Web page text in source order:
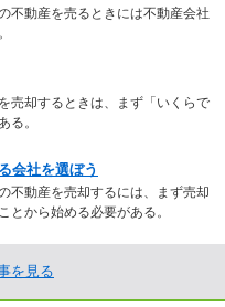
不動産を売るときには不動産会社
売却するときは、まず「いくらで
る。
会社を選ぼう
不動産を売却するには、まず売却
とから始める必要がある。
を見る